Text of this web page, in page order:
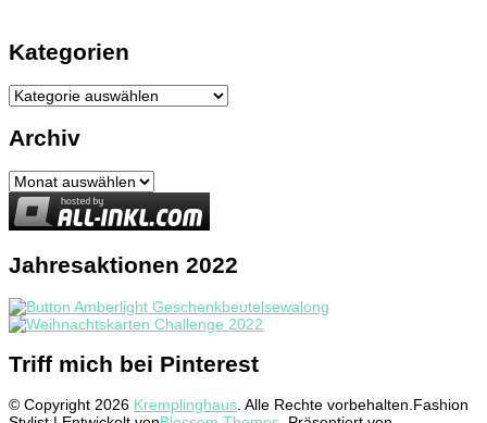
Kategorien
Kategorien
Archiv
Archiv
Jahresaktionen 2022
Triff mich bei Pinterest
© Copyright 2026 Kremplinghaus. Alle Rechte vorbehalten.Fashion